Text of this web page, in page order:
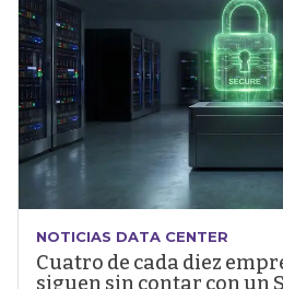
NOTICIAS DATA CENTER
Cuatro de cada diez
siguen sin contar con un